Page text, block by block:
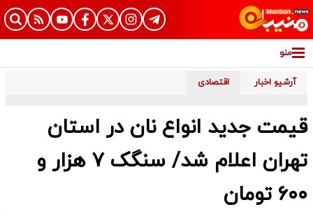
منو
آرشیو اخبار اقتصادی
قیمت جدید انواع نان در استان
تهران اعلام شد/ سنگک ۷ هزار و
۶۰۰ تومان